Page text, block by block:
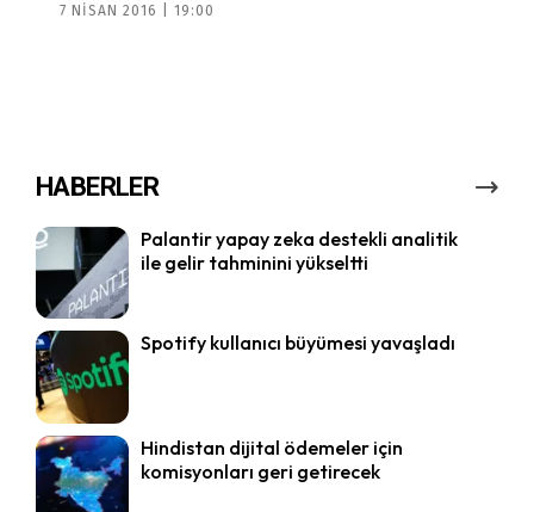
7 NISAN 2016 | 19:00
HABERLER
Palantir yapay zeka destekli analitik
ile gelir tahminini yükseltti
Spotify kullanıcı büyümesi yavaşladı
Hindistan dijital ödemeler için
komisyonları geri getirecek